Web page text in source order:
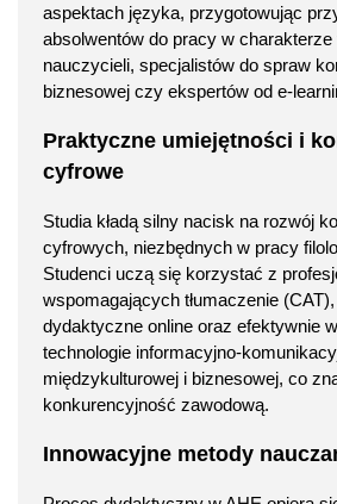
aspektach języka, przygotowując
absolwentów do pracy w charakterze
nauczycieli, specjalistów do spraw
biznesowej czy ekspertów od e-
Praktyczne umiejętności i
cyfrowe
Studia kładą silny nacisk na rozwój
cyfrowych, niezbędnych w pracy
Studenci uczą się korzystać z
wspomagających tłumaczenie
dydaktyczne online oraz efektywnie
technologie informacyjno-
międzykulturowej i biznesowej, co
konkurencyjność zawodową.
Innowacyjne metody